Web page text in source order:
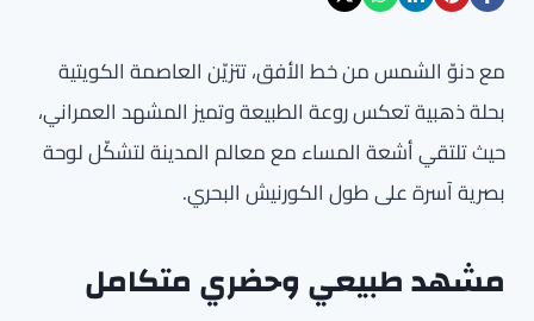
مع دنوّ الشمس من خط الأفق، تتزيّن العاصمة الكويتية
بحلة ذهبية تعكس روعة الطبيعة وتميز المشهد العمراني،
حيث تلتقي أشعة المساء مع معالم المدينة لتشكّل لوحة
بصرية آسرة على طول الكورنيش البحري.
مشهد طبيعي وحضري متكامل